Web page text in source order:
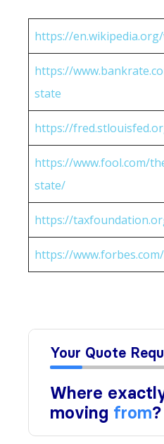
https://
https://
state
https://
https://www.fool.com/
state/
https://
https://